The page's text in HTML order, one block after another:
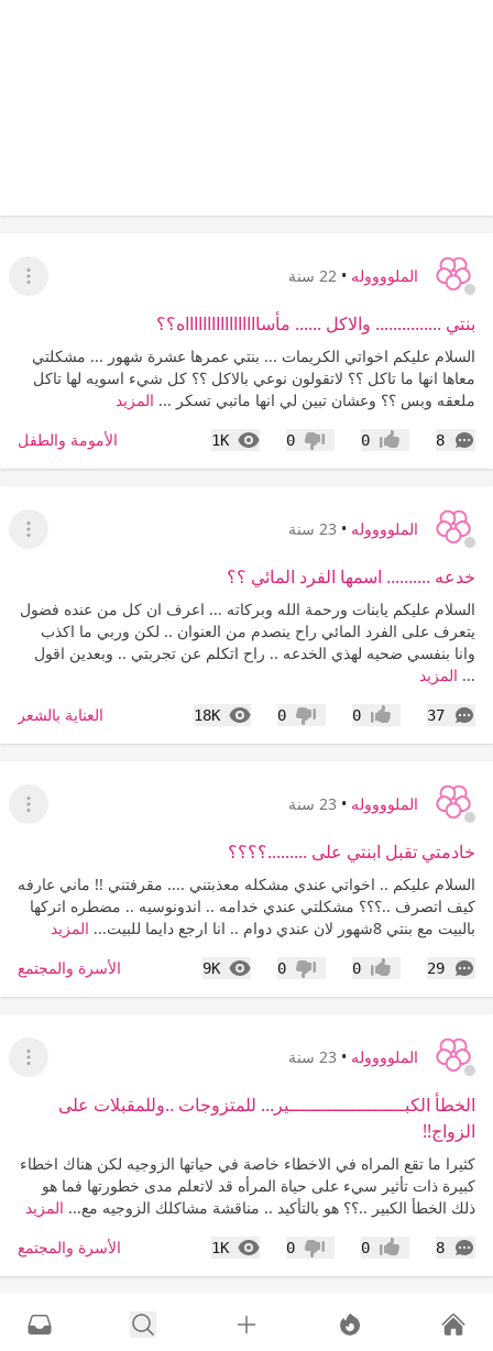
الملووووله • 22 سنة
عرض
بنتي ............... والاكل ...... مأساااااااااااااااااه؟؟
السلام عليكم اخواتي الكريمات ... بنتي عمرها عشرة شهور ... مشكلتي
معاها انها ما تاكل ؟؟ لاتقولون نوعي بالاكل ؟؟ كل شيء اسويه لها تاكل
ملعقه وبس ؟؟ وعشان تبين لي انها ماتبي تسكر ... المزيد
8
التعليقات إعجاب0 عدم إعجاب
0
1K
المشاهدات الأمومة والطفل
الملووووله • 23 سنة
عرض
خدعه .......... اسمها الفرد المائي ؟؟
السلام عليكم يابنات ورحمة الله وبركاته ... اعرف ان كل من عنده فضول
يتعرف على الفرد المائي راح ينصدم من العنوان .. لكن وربي ما اكذب
وانا بنفسي ضحيه لهذي الخدعه .. راح اتكلم عن تجربتي .. وبعدين اقول
... المزيد
37
التعليقات إعجاب0 عدم إعجاب
0
18K
المشاهدات العناية بالشعر
الملووووله • 23 سنة
عرض
خادمتي تقبل ابنتي على .........؟؟؟؟
السلام عليكم .. اخواتي عندي مشكله معذبتني .... مقرفتني !! ماني عارفه
كيف اتصرف ..؟؟؟ مشكلتي عندي خدامه .. اندونوسيه .. مضطره اتركها
بالبيت مع بنتي 8شهور لان عندي دوام .. انا ارجع دايما للبيت...
المزيد
29
التعليقات إعجاب0 عدم إعجاب
0
9K
المشاهدات الأسرة والمجتمع
الملووووله • 23 سنة
عرض
الخطأ الكبـــــــــــــــــــــير... للمتزوجات ..وللمقبلات على
الزواج!!
كثيرا ما تقع المراه في الاخطاء خاصة في حياتها الزوجيه لكن هناك اخطاء
كبيرة ذات تأثير سيء على حياة المرأه قد لاتعلم مدى خطورتها فما هو
ذلك الخطأ الكبير ..؟؟ هو بالتأكيد .. مناقشة مشاكلك الزوجيه مع... المزيد
8
التعليقات إعجاب0 عدم إعجاب
0
1K
المشاهدات الأسرة والمجتمع